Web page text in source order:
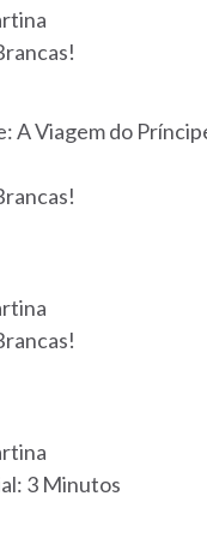
A Viagem do
3 Minutos